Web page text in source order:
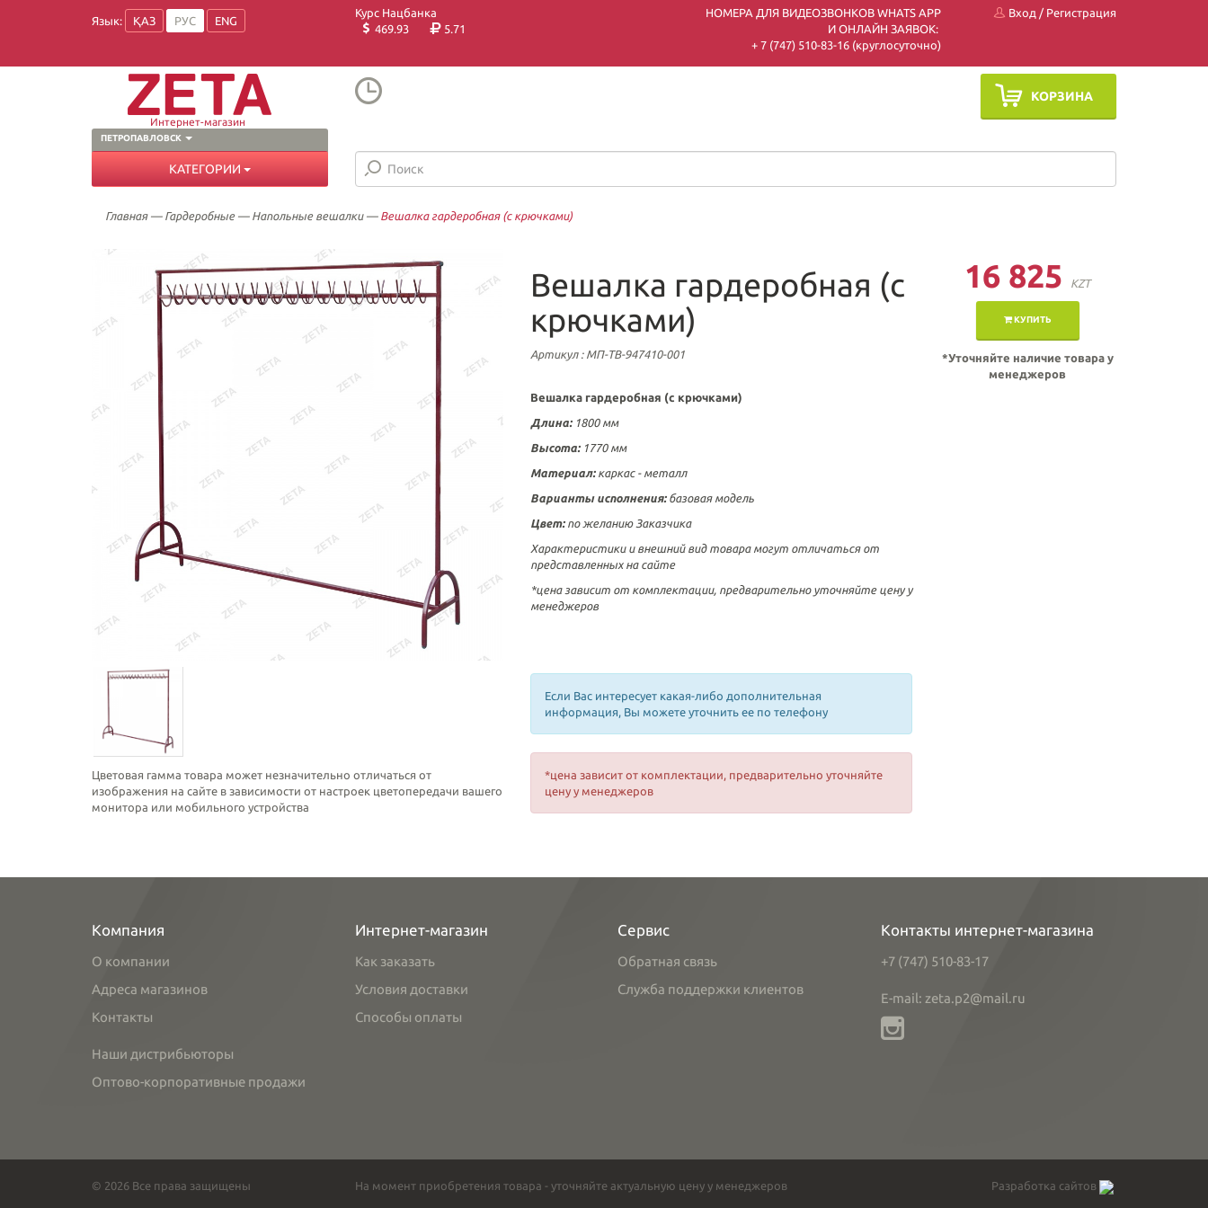
Язык: ҚАЗ РУС ENG
Курс Нацбанка
469.93
5.71
НОМЕРА ДЛЯ ВИДЕОЗВОНКОВ WHATS APP
И ОНЛАЙН ЗАЯВОК:
+ 7 (747) 510-83-16 (круглосуточно)
Вход / Регистрация
ПЕТРОПАВЛОВСК
Интернет-магазин
КОРЗИНА
КАТЕГОРИИ
Главная— Гардеробные— Напольные вешалки— Вешалка гардеробная (с крючками)
Цветовая гамма товара может незначительно отличаться от
изображения на сайте в зависимости от настроек цветопередачи вашего
монитора или мобильного устройства
16 825 KZT
КУПИТЬ
*Уточняйте наличие товара у
менеджеров
Вешалка гардеробная (с
крючками)
Артикул: МП-ТВ-947410-001
Вешалка гардеробная (с крючками)
Длина:1800 мм
Высота:1770 мм
Материал: каркас - металл
Варианты исполнения: базовая модель
Цвет:по желанию Заказчика
Характеристики и внешний вид товара могут отличаться от
представленных на сайте
*цена зависит от комплектации, предварительно уточняйте цену у
менеджеров
Если Вас интересует какая-либо дополнительная
информация, Вы можете уточнить ее по телефону
*цена зависит от комплектации, предварительно уточняйте
цену у менеджеров
Компания
О компании
Адреса магазинов
Контакты
Наши дистрибьюторы
Оптово-корпоративные продажи
Интернет-магазин
Как заказать
Условия доставки
Способы оплаты
Сервис
Обратная связь
Служба поддержки клиентов
Контакты интернет-магазина
+7 (747) 510-83-17
E-mail: zeta.p2@mail.ru
© 2026 Все права защищены На момент приобретения товара - уточняйте актуальную цену у менеджеров Разработка сайтов